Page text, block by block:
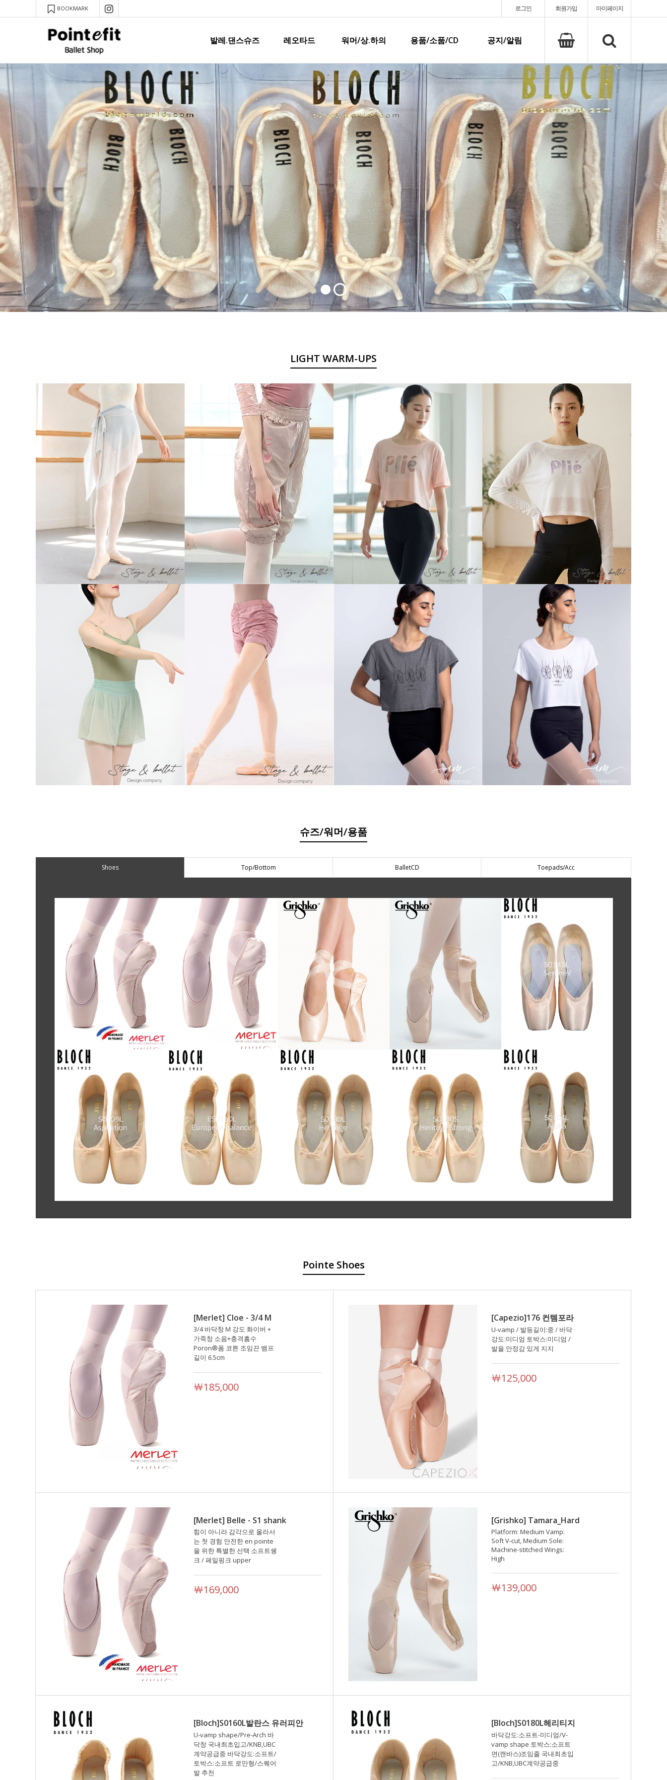
BOOKMARK 로그인 회원가입 마이페이지
발레.댄스슈즈 레오타드 워머/상.하의 용품/소품/CD 공지/알림
LIGHT WARM-UPS
슈즈/워머/용품
Shoes Top/Bottom BalletCD Toepads/Acc
Pointe Shoes
[Merlet] Cloe - 3/4 M
3/4 바닥창 M 강도 화이버 +
가죽창 소음+충격흠수
Poron®폼 코튼 조임끈 뱀프
길이 6.5cm
￦185,000
[Capezio]176 컨템포라
U-vamp / 발등길이:중 / 바닥
강도:미디엄 토박스:미디엄 /
발을 안정감 있게 지지
￦125,000
[Merlet] Belle - S1 shank
힘이 아니라 감각으로 올라서
는 첫 경험 안전한 en pointe
을 위한 특별한 선택 소프트쉥
크 / 페일핑크 upper
￦169,000
[Grishko] Tamara_Hard
Platform: Medium Vamp:
Soft V-cut, Medium Sole:
Machine-stitched Wings:
High
￦139,000
[Bloch]S0160L발란스 유러피안
U-vamp shape/Pre-Arch 바
닥창 국내최초입고/KNB,UBC
계약공급중 바닥강도:소프트/
토박스:소프트 로만형/스퀘어
발 추천
[Bloch]S0180L헤리티지
바닥강도:소프트-미디엄/V-
vamp shape 토박스:소프트
면(캔바스)조임줄 국내최초입
고/KNB,UBC계약공급중